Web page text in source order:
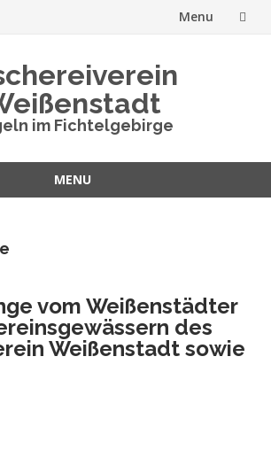
Menu
im Fichtelgebirge
MENU
vom Weißenstädter
des
Weißenstadt sowie